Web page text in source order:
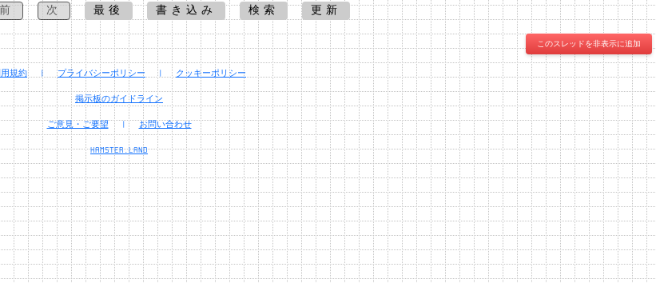
前 次 最後 書き込み 検索 更新
このスレッドを非表示に追加
規約 | プライバシーポリシー | クッキーポリシー
掲示板のガイドライン
ご意見・ご要望 | お問い合わせ
HAMSTER.LAND